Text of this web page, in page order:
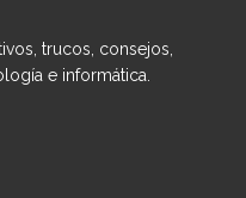
trucos, consejos,
e informática.